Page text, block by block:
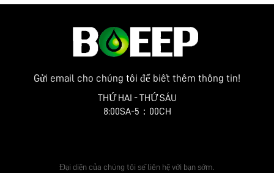
Gửi email cho chúng tôi để biết thêm thông tin!
THỨ HAI - THỨ SÁU
8:00SA-5：00CH
Đại diện của chúng tôi sẽ liên hệ với bạn sớm.